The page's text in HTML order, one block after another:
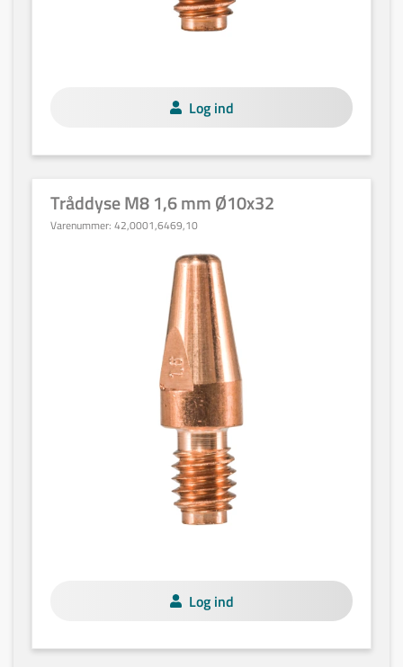
Log ind
Tråddyse M8 1,6 mm Ø10x32
Varenummer: 42,0001,6469,10
Log ind